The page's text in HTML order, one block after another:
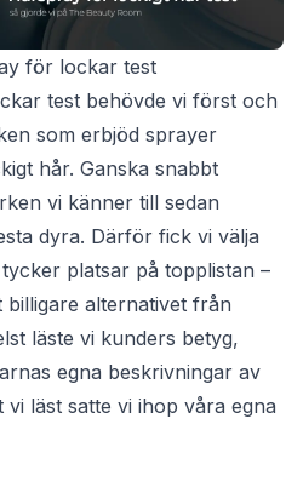
för lockar test
test behövde vi först och
som erbjöd sprayer
hår. Ganska snabbt
vi känner till sedan
dyra. Därför fick vi välja
platsar på topplistan –
alternativet från
läste vi kunders betyg,
egna beskrivningar av
läst satte vi ihop våra egna